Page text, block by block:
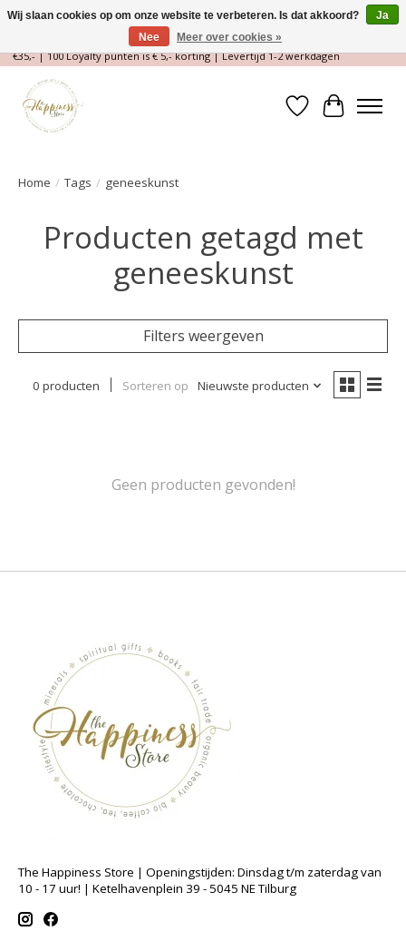
Magische Conceptstore, Edelstenen & Spirituele winkel | Gratis verzending >
€35,- | 100 Loyalty punten is € 5,- korting | Levertijd 1-2 werkdagen
Verlanglijst
Home / Tags / geneeskunst
Producten getagd met
geneeskunst
Filters weergeven
0 producten Sorteren op Nieuwste producten
Geen producten gevonden!
The Happiness Store | Openingstijden: Dinsdag t/m zaterdag van
10 - 17 uur! | Ketelhavenplein 39 - 5045 NE Tilburg
Wij slaan cookies op om onze website te verbeteren. Is dat akkoord?
Ja
Nee
Meer over cookies »